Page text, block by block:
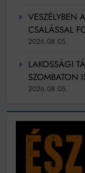
VESZÉLYBEN
CSALÁSSAL
2026.08.05.
LAKOSSÁGI
SZOMBATON
2026.08.05.